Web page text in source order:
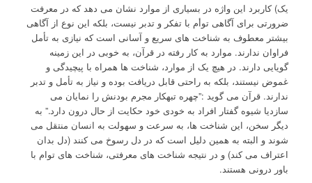
یک) کاربرد این واژه در بسیاری از موارد نشان می دهد که در معرفت
ضرورتی برای آگاهی توأم با تفکر و تدبر نیست، بلکه این نوع از آگاهی
بیشتر معطوف به شناخت های سریع و آسانی است که نیازی به تأمل
فراوان ندارند. موارد به کار رفته در قرآن، به خوبی در این زمینه
گویایی دارند. در هیچ یک از موارد، شناخت ها همراه با پیچیدگی و
غموض نیستند، بلکه به راحتی قابل دریافت بوده و نیاز به تأمل و تدبر
ندارند. قرآن می گوید :”چهره تبهکار مجرم بودنش را نمایان می
سازدیا شیوه گفتار افراد به خودی خود حکایت از حال درون دارد.” به
دیگر سخن، این شناخت ها، به سرعت و سهولت به انسان منتقل می
شوند و البته به همین دلیل است که در دل رسوخ می کنند (دل بدان
اعتراف می کند) و در نتیجه شناخت های معرفتی، شناخت های توام با
باور درونی هستند.